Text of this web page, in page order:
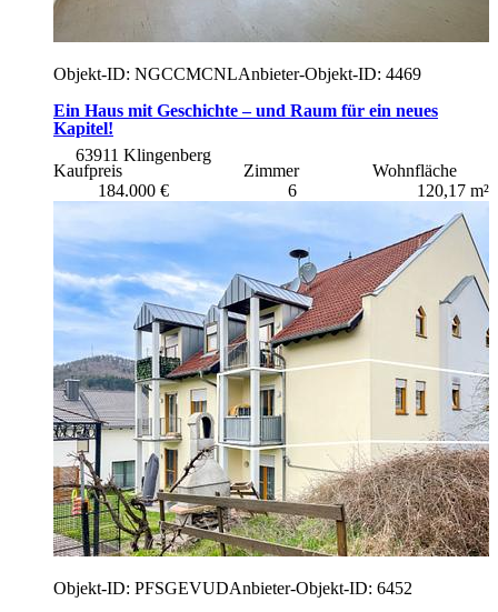
Objekt-ID: NGCCMCNLAnbieter-Objekt-ID: 4469
Ein Haus mit Geschichte – und Raum für ein neues
Kapitel!
63911 Klingenberg
Kaufpreis
184.000 €
Zimmer
6
Wohnfläche
120,17 m²
Objekt-ID: PFSGEVUDAnbieter-Objekt-ID: 6452